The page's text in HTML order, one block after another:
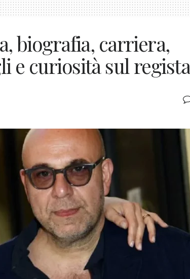
biografia, carriera,
e curiosità sul regista